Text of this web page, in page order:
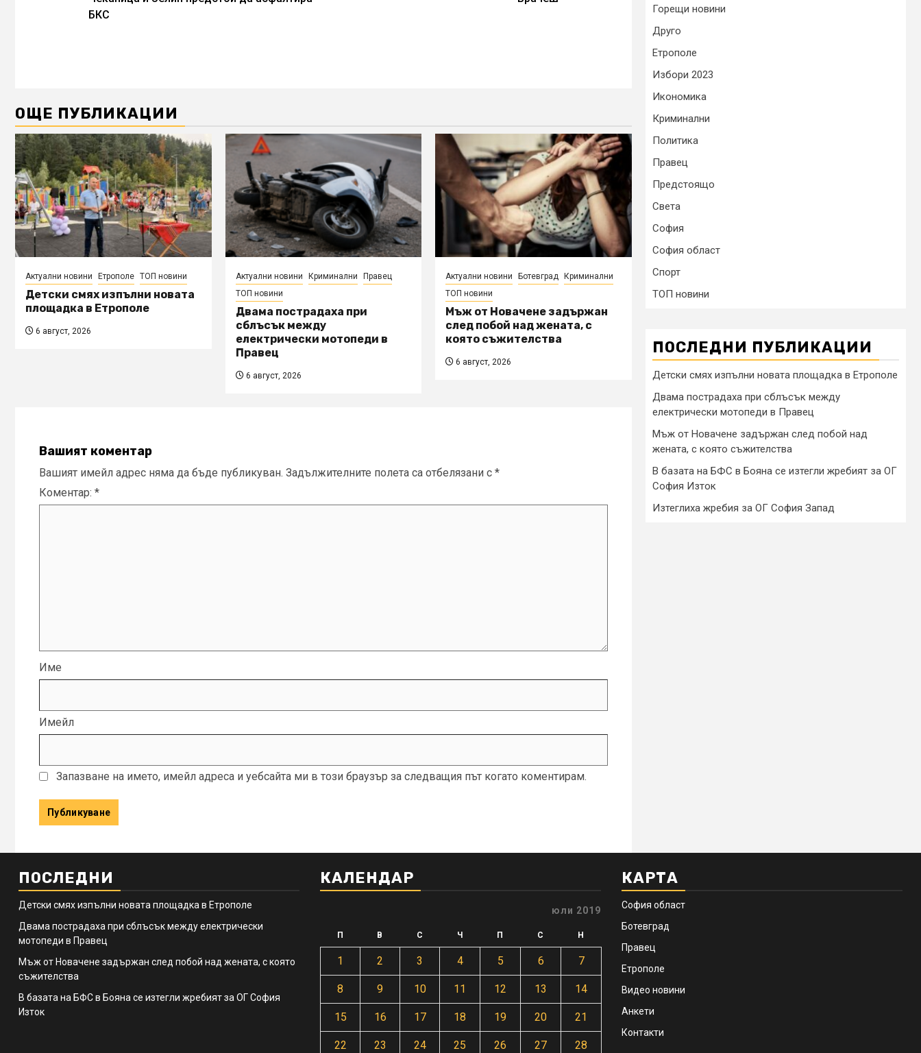
БКС
ОЩЕ ПУБЛИКАЦИИ
Актуални новини Етрополе ТОП новини
Детски смях изпълни новата
площадка в Етрополе
6 август, 2026
Актуални новини Криминални
Правец
ТОП новини
Двама пострадаха при
сблъсък между
електрически мотопеди в
Правец
6 август, 2026
Актуални новини Ботевград
Криминални
ТОП новини
Мъж от Новачене задържан
след побой над жената, с
която съжителства
6 август, 2026
Вашият коментар
Вашият имейл адрес няма да бъде публикуван. Задължителните полета са отбелязани с *
Коментар: *
Име
Имейл
Запазване на името, имейл адреса и уебсайта ми в този браузър за следващия път когато коментирам.
Горещи новини
Друго
Етрополе
Избори 2023
Икономика
Криминални
Политика
Правец
Предстоящо
Света
София
София област
Спорт
ТОП новини
ПОСЛЕДНИ ПУБЛИКАЦИИ
Детски смях изпълни новата площадка в Етрополе
Двама пострадаха при сблъсък между
електрически мотопеди в Правец
Мъж от Новачене задържан след побой над
жената, с която съжителства
В базата на БФС в Бояна се изтегли жребият за ОГ
София Изток
Изтеглиха жребия за ОГ София Запад
ПОСЛЕДНИ
Детски смях изпълни новата площадка в Етрополе
Двама пострадаха при сблъсък между електрически
мотопеди в Правец
Мъж от Новачене задържан след побой над жената, с която
съжителства
В базата на БФС в Бояна се изтегли жребият за ОГ София
Изток
КАЛЕНДАР
юли 2019
П В С Ч П С Н
1 2 3 4 5 6 7
8 9 10 11 12 13 14
15 16 17 18 19 20 21
22 23 24 25 26 27 28
КАРТА
София област
Ботевград
Правец
Етрополе
Видео новини
Анкети
Контакти